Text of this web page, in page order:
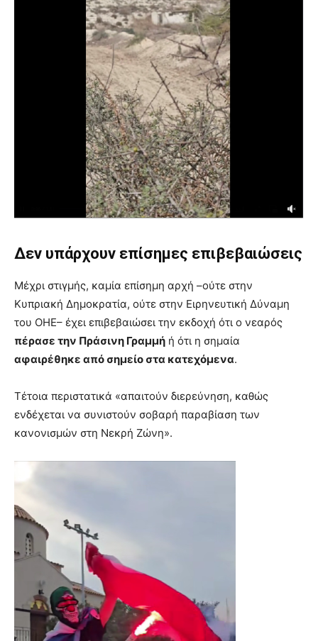
Δεν υπάρχουν επίσημες επιβεβαιώσεις
Μέχρι στιγμής, καμία επίσημη αρχή –ούτε στην
Κυπριακή Δημοκρατία, ούτε στην Ειρηνευτική Δύναμη
του ΟΗΕ– έχει επιβεβαιώσει την εκδοχή ότι ο νεαρός
πέρασε την Πράσινη Γραμμή ή ότι η σημαία
αφαιρέθηκε από σημείο στα κατεχόμενα.
Τέτοια περιστατικά «απαιτούν διερεύνηση, καθώς
ενδέχεται να συνιστούν σοβαρή παραβίαση των
κανονισμών στη Νεκρή Ζώνη».